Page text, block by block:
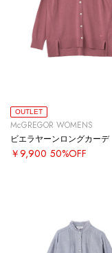
OUTLET
McGREGOR WOMENS
ビエラヤーンロングカーデ
￥9,900 50%OFF